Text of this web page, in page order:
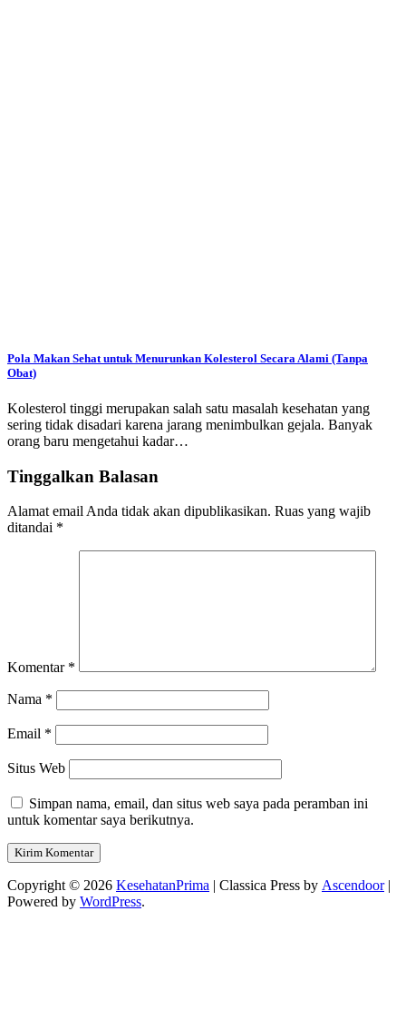
Pola Makan Sehat untuk Menurunkan Kolesterol Secara Alami (Tanpa
Obat)
Kolesterol tinggi merupakan salah satu masalah kesehatan yang
sering tidak disadari karena jarang menimbulkan gejala. Banyak
orang baru mengetahui kadar…
Tinggalkan Balasan
Alamat email Anda tidak akan dipublikasikan. Ruas yang wajib
ditandai *
Komentar *
Nama *
Email *
Situs Web
Simpan nama, email, dan situs web saya pada peramban ini
untuk komentar saya berikutnya.
Copyright © 2026 KesehatanPrima | Classica Press by Ascendoor|
Powered by WordPress.